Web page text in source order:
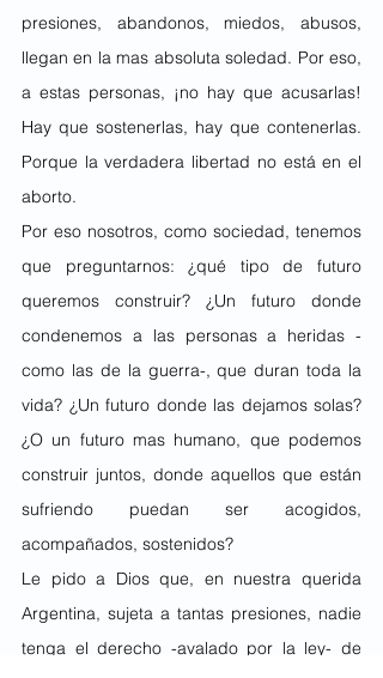
presiones, abandonos, miedos, abusos,
llegan en la mas absoluta soledad. Por eso,
a estas personas, ¡no hay que acusarlas!
Hay que sostenerlas, hay que contenerlas.
Porque la verdadera libertad no está en el
aborto.
Por eso nosotros, como sociedad, tenemos
que preguntarnos: ¿qué tipo de futuro
queremos construir? ¿Un futuro donde
condenemos a las personas a heridas -
como las de la guerra-, que duran toda la
vida? ¿Un futuro donde las dejamos solas?
¿O un futuro mas humano, que podemos
construir juntos, donde aquellos que están
sufriendo puedan ser acogidos,
acompañados, sostenidos?
Le pido a Dios que, en nuestra querida
Argentina, sujeta a tantas presiones, nadie
tenga el derecho -avalado por la ley- de